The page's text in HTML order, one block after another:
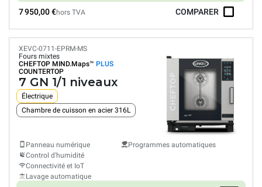
7 950,00 €hors TVA COMPARER
XEVC-0711-EPRM-MS
Fours mixtes
CHEFTOP MIND.Maps™ PLUS
COUNTERTOP
7 GN 1/1 niveaux
Électrique
Chambre de cuisson en acier 316L
Panneau numérique
Control d'humidité
Connectivité et IoT
Lavage automatique
Programmes automatiques